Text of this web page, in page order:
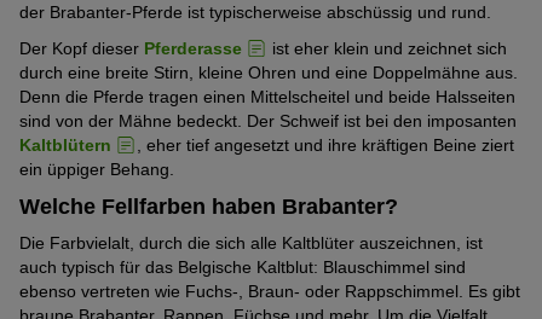
der Brabanter-Pferde ist typischerweise abschüssig und rund.
Der Kopf dieser Pferderasse
ist eher klein und zeichnet sich
durch eine breite Stirn, kleine Ohren und eine Doppelmähne aus.
Denn die Pferde tragen einen Mittelscheitel und beide Halsseiten
sind von der Mähne bedeckt. Der Schweif ist bei den imposanten
Kaltblütern
, eher tief angesetzt und ihre kräftigen Beine ziert
ein üppiger Behang.
Welche Fellfarben haben Brabanter?
Die Farbvielalt, durch die sich alle Kaltblüter auszeichnen, ist
auch typisch für das Belgische Kaltblut: Blauschimmel sind
ebenso vertreten wie Fuchs-, Braun- oder Rappschimmel. Es gibt